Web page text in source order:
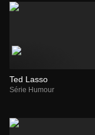
Ted Lasso
Série Humour